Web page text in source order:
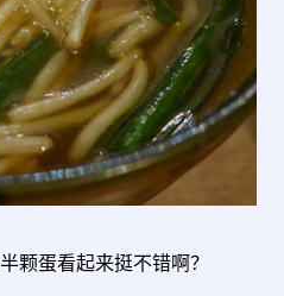
颗蛋看起来挺不错啊？